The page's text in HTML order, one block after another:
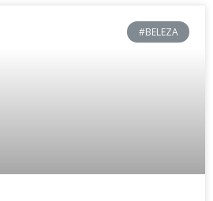
#BELEZA